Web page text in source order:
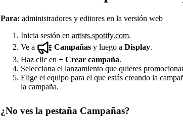
Para: administradores y editores en la versión web
Inicia sesión en artists.spotify.com.
Ve a
Campañas y luego a Display.
Haz clic en + Crear campaña.
Selecciona el lanzamiento que quieres
Elige el equipo para el que estás creando la
la campaña.
¿No ves la pestaña Campañas?